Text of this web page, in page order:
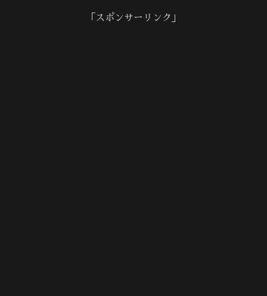
「スポンサーリンク」